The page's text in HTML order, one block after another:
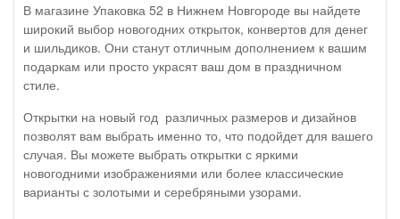
В магазине Упаковка 52 в Нижнем Новгороде вы найдете
широкий выбор новогодних открыток, конвертов для денег
и шильдиков. Они станут отличным дополнением к вашим
подаркам или просто украсят ваш дом в праздничном
стиле.
Открытки на новый год различных размеров и дизайнов
позволят вам выбрать именно то, что подойдет для вашего
случая. Вы можете выбрать открытки с яркими
новогодними изображениями или более классические
варианты с золотыми и серебряными узорами.